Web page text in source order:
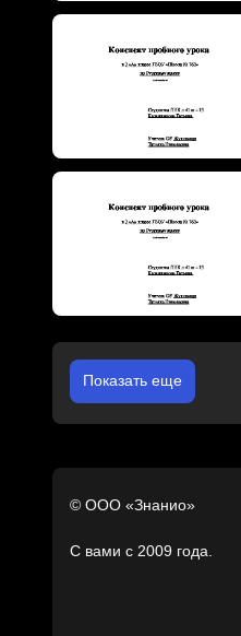
Показать еще
© ООО «Знанио»
С вами с 2009 года.